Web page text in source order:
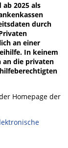
2025 als
durch
an einer
In keinem
an die privaten
Homepage der